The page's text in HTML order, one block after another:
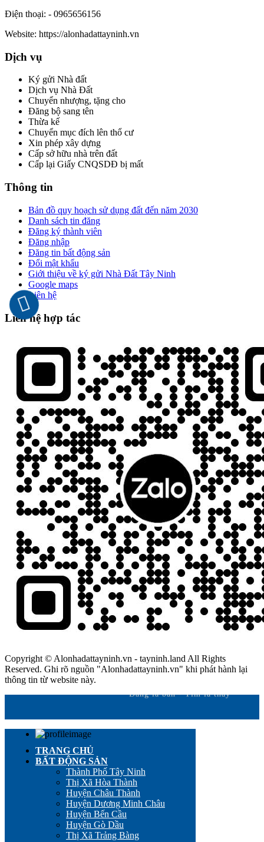
Điện thoại: - 0965656156
Website: https://alonhadattayninh.vn
Dịch vụ
Ký gửi Nhà đất
Dịch vụ Nhà Đất
Chuyển nhượng, tặng cho
Đăng bộ sang tên
Thừa kế
Chuyển mục đích lên thổ cư
Xin phép xây dựng
Cấp sở hữu nhà trên đất
Cấp lại Giấy CNQSDĐ bị mất
Thông tin
Bản đồ quy hoạch sử dụng đất đến năm 2030
Danh sách tin đăng
Đăng ký thành viên
Đăng nhập
Đăng tin bất động sản
Đổi mật khẩu
Giới thiệu về ký gửi Nhà Đất Tây Ninh
Google maps
Liên hệ
Liên hệ hợp tác
Copyright © Alonhadattayninh.vn - tayninh.land All Rights
Reserved. Ghi rõ nguồn "Alonhadattayninh.vn" khi phát hành lại
thông tin từ website này.
Đăng là bán - Tìm là thấy
TRANG CHỦ
BẤT ĐỘNG SẢN
Thành Phố Tây Ninh
Thị Xã Hòa Thành
Huyện Châu Thành
Huyện Dương Minh Châu
Huyện Bến Cầu
Huyện Gò Dầu
Thị Xã Trảng Bàng